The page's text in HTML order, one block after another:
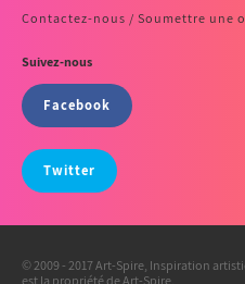
Contactez-nous / Soumettre une
Suivez-nous
Facebook
Twitter
© 2009 - 2017 Art-Spire, Inspiration
est la propriété de Art-Spire.